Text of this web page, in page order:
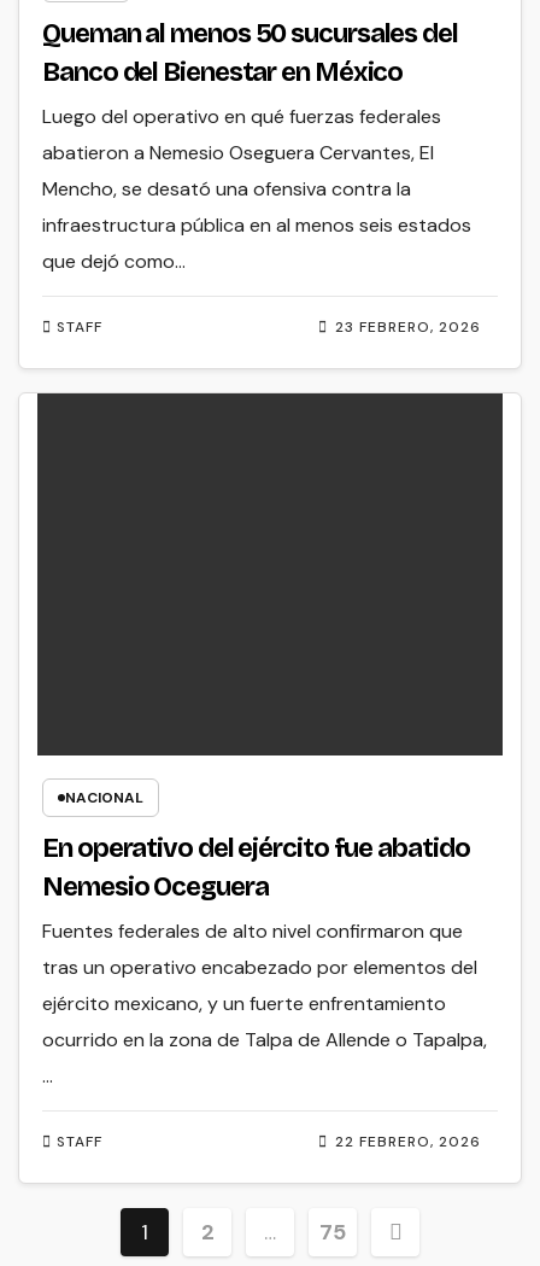
Queman al menos 50 sucursales del
Banco del Bienestar en México
23 FEBRERO, 2026
STAFF
Luego del operativo en qué fuerzas federales
abatieron a Nemesio Oseguera Cervantes, El
Mencho, se desató una ofensiva contra la
infraestructura pública en al menos seis estados
que dejó como…
NACIONAL
En operativo del ejército fue abatido
Nemesio Oceguera
22 FEBRERO, 2026
STAFF
Fuentes federales de alto nivel confirmaron que
tras un operativo encabezado por elementos del
ejército mexicano, y un fuerte enfrentamiento
ocurrido en la zona de Talpa de Allende o Tapalpa,
…
Paginación
1 2 … 75